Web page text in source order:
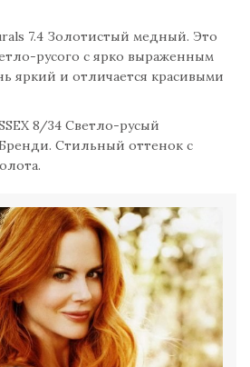
7.4 Золотистый медный. Это
русого с ярко выраженным
яркий и отличается красивыми
8/34 Светло-русый
Стильный оттенок с